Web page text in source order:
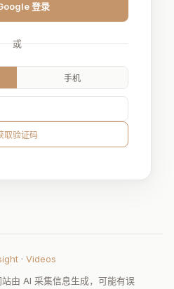
登录
或
手机
取验证码
· Videos
由 AI 采集信息生成，可能有误